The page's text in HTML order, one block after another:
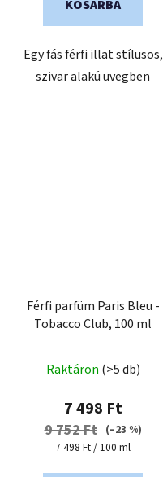
KOSÁRBA
Egy fás férfi illat stílusos,
szivar alakú üvegben
Férfi parfüm Paris Bleu -
Tobacco Club, 100 ml
termék
átlagos
értékelése
5-
Raktáron (>5 db)
7 498 Ft
9 752 Ft
(–23 %)
Egységár:
7 498 Ft / 100 ml